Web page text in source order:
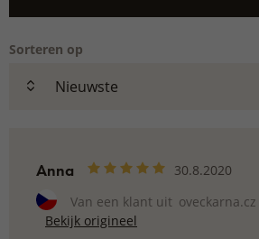
Sorteren op
Anna
30.8.2020
Van een klant uit oveckarna.cz
Bekijk origineel